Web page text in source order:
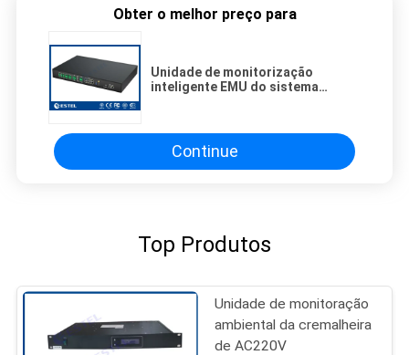
Obter o melhor preço para
Unidade de monitorização
inteligente EMU do sistema
Continue
Top Produtos
Unidade de monitoração
ambiental da cremalheira
de AC220V